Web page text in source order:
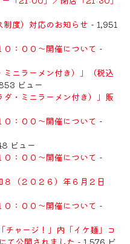
度）対応のお知らせ - 1,951
０：００～開催について -
ニラーメン付き）」（税込
ビュー
・ミニラーメン付き）」販
０：００～開催について -
ビュー
０：００～開催について -
８（２０２６）年６月２日
０：００～開催について -
チャージ！」内「イケ麺」コ
て公開されました - 1,576 ビ